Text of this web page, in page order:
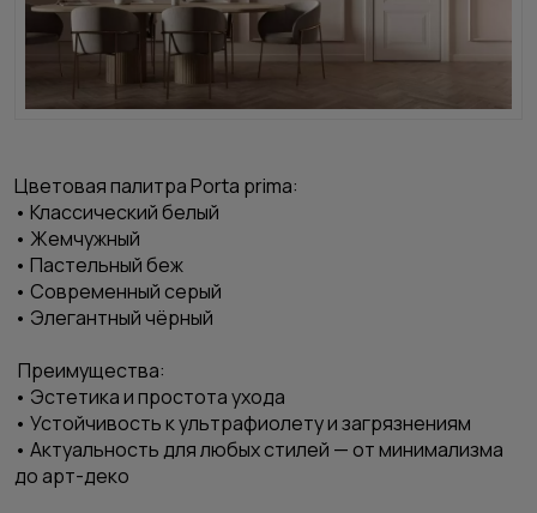
Цветовая палитра Porta prima:
• Классический белый
• Жемчужный
• Пастельный беж
• Современный серый
• Элегантный чёрный
Преимущества:
• Эстетика и простота ухода
• Устойчивость к ультрафиолету и загрязнениям
• Актуальность для любых стилей — от минимализма
до арт-деко